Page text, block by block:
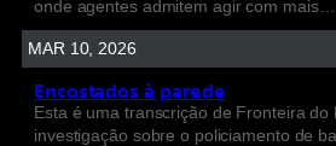
onde agentes admitem agir com mais…
MAR 10, 2026
Encostados à parede
Esta é uma transcrição de Fronteira do
investigação sobre o policiamento de